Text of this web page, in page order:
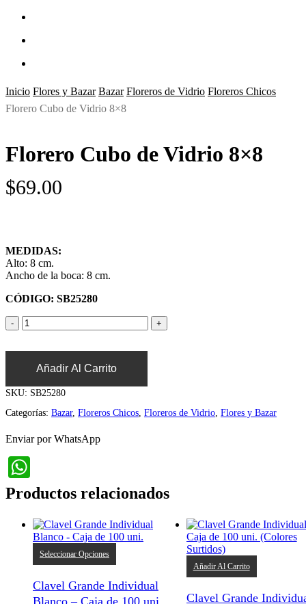
Inicio Flores y Bazar Bazar Floreros de Vidrio Floreros Chicos
Florero Cubo de Vidrio 8×8
Florero Cubo de Vidrio 8×8
$69.00
MEDIDAS:
Alto: 8 cm.
Ancho de la boca: 8 cm.
CÓDIGO: SB25280
Añadir Al Carrito
SKU: SB25280
Categorías: Bazar, Floreros Chicos, Floreros de Vidrio, Flores y Bazar
Enviar por WhatsApp
Productos relacionados
Seleccionar Opciones
múltiples
variantes.
Clavel Grande Individual
Añadir Al Carrito
Clavel Grande